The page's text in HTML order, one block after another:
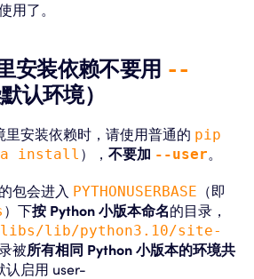
用了。
安装依赖不要用 --
认环境）
安装依赖时，请使用普通的 pip
install ）， 不要加 --user。
包会进入 PYTHONUSERBASE （即
）下按 Python 小版本命名的目录，
lib/python3.10/site-
被所有相同 Python 小版本的环境共
认启用 user-